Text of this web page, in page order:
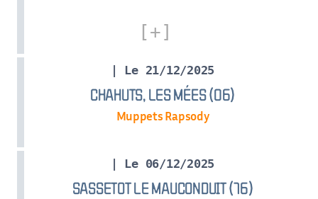
| Le 21/12/2025
CHAHUTS, LES MÉES (06)
Muppets Rapsody
| Le 06/12/2025
SASSETOT LE MAUCONDUIT (76)